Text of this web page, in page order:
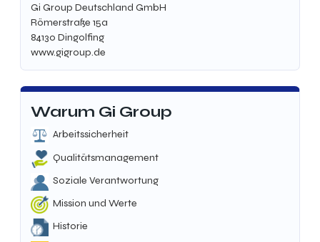
Gi Group Deutschland GmbH
Römerstraße 15a
84130 Dingolfing
www.gigroup.de
Warum Gi Group
Arbeitssicherheit
Qualitätsmanagement
Soziale Verantwortung
Mission und Werte
Historie